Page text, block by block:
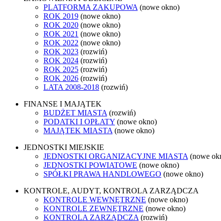
PLATFORMA ZAKUPOWA (nowe okno)
ROK 2019 (nowe okno)
ROK 2020 (nowe okno)
ROK 2021 (nowe okno)
ROK 2022 (nowe okno)
ROK 2023 (rozwiń)
ROK 2024 (rozwiń)
ROK 2025 (rozwiń)
ROK 2026 (rozwiń)
LATA 2008-2018 (rozwiń)
FINANSE I MAJĄTEK
BUDŻET MIASTA (rozwiń)
PODATKI I OPŁATY (nowe okno)
MAJĄTEK MIASTA (nowe okno)
JEDNOSTKI MIEJSKIE
JEDNOSTKI ORGANIZACYJNE MIASTA (nowe
JEDNOSTKI POWIATOWE (nowe okno)
SPÓŁKI PRAWA HANDLOWEGO (nowe okno)
KONTROLE, AUDYT, KONTROLA ZARZĄDCZA
KONTROLE WEWNĘTRZNE (nowe okno)
KONTROLE ZEWNĘTRZNE (nowe okno)
KONTROLA ZARZĄDCZA (rozwiń)